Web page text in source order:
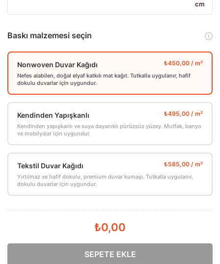
cm
Baskı malzemesi seçin
Nonwoven Duvar Kağıdı
Nefes alabilen, doğal elyaf katkılı mat kağıt. Tutkalla uygulanır, hafif
dokulu duvarlar için uygundur.
Kendinden Yapışkanlı
Kendinden yapışkanlı ve suya dayanıklı pürüzsüz yüzey. Mutfak, banyo
ve mobilyalar için uygundur.
Tekstil Duvar Kağıdı
Yırtılmaz ve hafif dokulu, premium duvar kumaşı. Tutkalla uygulanır,
dokulu duvarlar için uygundur.
₺0,00
SEPETE EKLE